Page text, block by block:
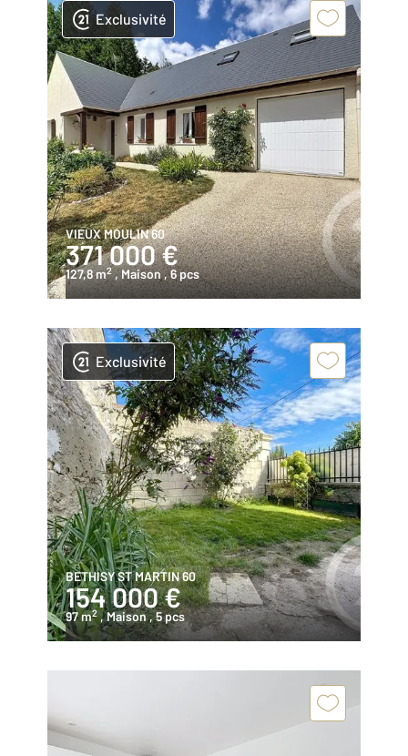
Exclusivité
VIEUX MOULIN 60
371 000 €
127,8 m2 , Maison , 6 pcs
Exclusivité
BETHISY ST MARTIN 60
154 000 €
97 m2 , Maison, 5 pcs